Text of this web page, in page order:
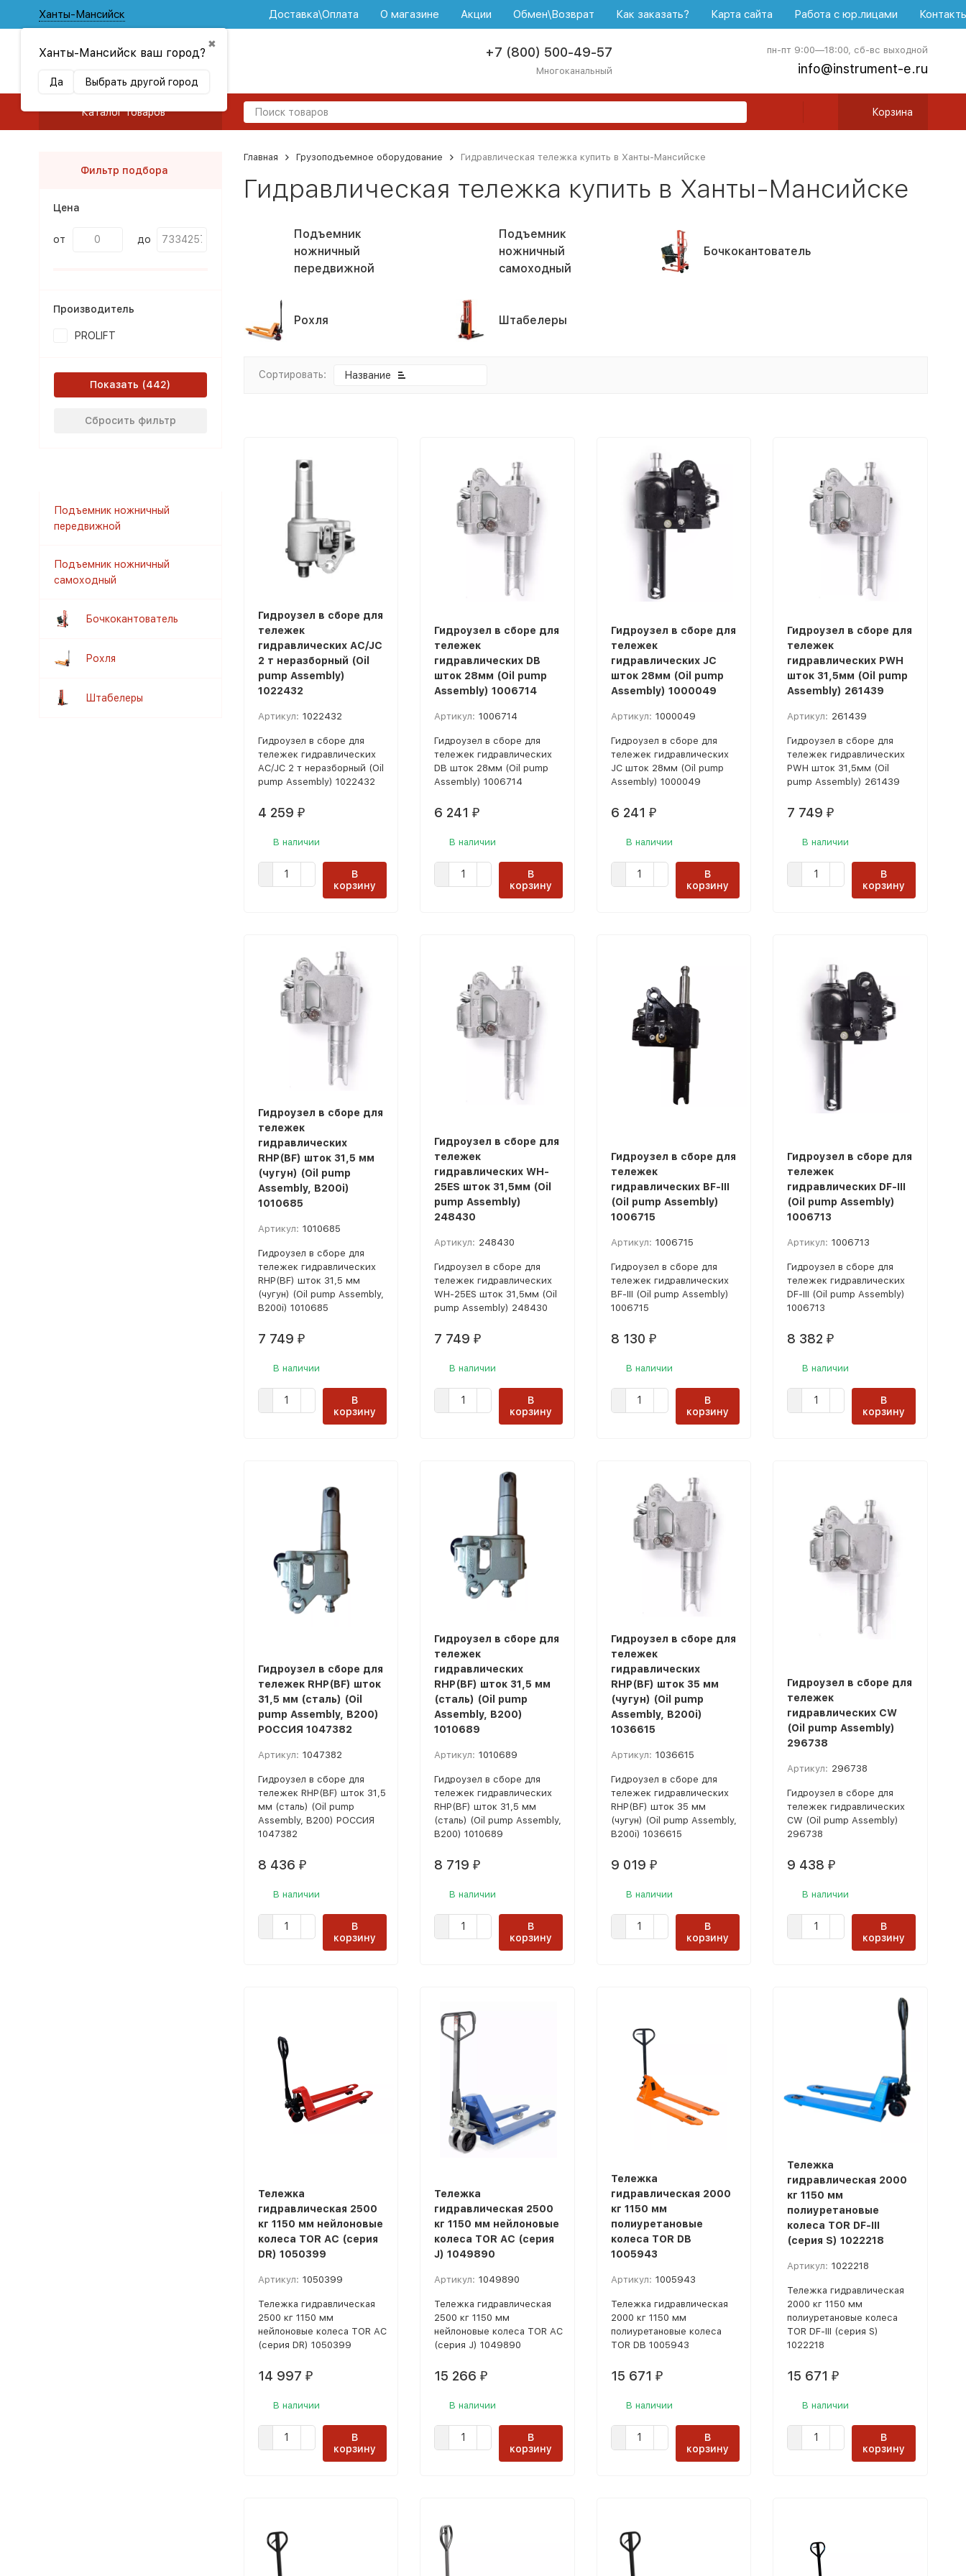
Ханты-Мансийск
✖
Ханты-Мансийск ваш город?
Да Выбрать другой город
Доставка\Оплата О магазине Акции Обмен\Возврат Как заказать? Карта сайта Работа с юр.лицами
+7 (800) 500-49-57
Многоканальный
пн-пт 9:00—18:00, сб-вс выходной
info@instrument-e.ru
Каталог товаров Корзина
Главная Грузоподъемное оборудование Гидравлическая тележка купить в Ханты-Мансийске
Гидравлическая тележка купить в Ханты-Мансийске
Подъемник
ножничный
передвижной
Подъемник
ножничный
самоходный
Бочкокантователь
Рохля Штабелеры
Сортировать: Название
Гидроузел в сборе для
тележек
гидравлических AC/JC
2 т неразборный (Oil
pump Assembly)
1022432
Артикул: 1022432
Гидроузел в сборе для
тележек гидравлических
AC/JC 2 т неразборный (Oil
pump Assembly) 1022432
4 259 ₽
В наличии
В
корзину
Гидроузел в сборе для
тележек
гидравлических DB
шток 28мм (Oil pump
Assembly) 1006714
Артикул: 1006714
Гидроузел в сборе для
тележек гидравлических
DB шток 28мм (Oil pump
Assembly) 1006714
6 241 ₽
В наличии
В
корзину
Гидроузел в сборе для
тележек
гидравлических JC
шток 28мм (Oil pump
Assembly) 1000049
Артикул: 1000049
Гидроузел в сборе для
тележек гидравлических
JC шток 28мм (Oil pump
Assembly) 1000049
6 241 ₽
В наличии
В
корзину
Гидроузел в сборе для
тележек
гидравлических PWH
шток 31,5мм (Oil pump
Assembly) 261439
Артикул: 261439
Гидроузел в сборе для
тележек гидравлических
PWH шток 31,5мм (Oil
pump Assembly) 261439
7 749 ₽
В наличии
В
корзину
Гидроузел в сборе для
тележек
гидравлических
RHP(BF) шток 31,5 мм
(чугун) (Oil pump
Assembly, B200i)
1010685
Артикул: 1010685
Гидроузел в сборе для
тележек гидравлических
RHP(BF) шток 31,5 мм
(чугун) (Oil pump Assembly,
B200i) 1010685
7 749 ₽
В наличии
В
корзину
Гидроузел в сборе для
тележек
гидравлических WH-
25ES шток 31,5мм (Oil
pump Assembly)
248430
Артикул: 248430
Гидроузел в сборе для
тележек гидравлических
WH-25ES шток 31,5мм (Oil
pump Assembly) 248430
7 749 ₽
В наличии
В
корзину
Гидроузел в сборе для
тележек
гидравлических BF-III
(Oil pump Assembly)
1006715
Артикул: 1006715
Гидроузел в сборе для
тележек гидравлических
BF-III (Oil pump Assembly)
1006715
8 130 ₽
В наличии
В
корзину
Гидроузел в сборе для
тележек
гидравлических DF-III
(Oil pump Assembly)
1006713
Артикул: 1006713
Гидроузел в сборе для
тележек гидравлических
DF-III (Oil pump Assembly)
1006713
8 382 ₽
В наличии
В
корзину
Гидроузел в сборе для
тележек RHP(BF) шток
31,5 мм (сталь) (Oil
pump Assembly, B200)
РОССИЯ 1047382
Артикул: 1047382
Гидроузел в сборе для
тележек RHP(BF) шток 31,5
мм (сталь) (Oil pump
Assembly, B200) РОССИЯ
1047382
8 436 ₽
В наличии
В
корзину
Гидроузел в сборе для
тележек
гидравлических
RHP(BF) шток 31,5 мм
(сталь) (Oil pump
Assembly, B200)
1010689
Артикул: 1010689
Гидроузел в сборе для
тележек гидравлических
RHP(BF) шток 31,5 мм
(сталь) (Oil pump Assembly,
B200) 1010689
8 719 ₽
В наличии
В
корзину
Гидроузел в сборе для
тележек
гидравлических
RHP(BF) шток 35 мм
(чугун) (Oil pump
Assembly, B200i)
1036615
Артикул: 1036615
Гидроузел в сборе для
тележек гидравлических
RHP(BF) шток 35 мм
(чугун) (Oil pump Assembly,
B200i) 1036615
9 019 ₽
В наличии
В
корзину
Гидроузел в сборе для
тележек
гидравлических CW
(Oil pump Assembly)
296738
Артикул: 296738
Гидроузел в сборе для
тележек гидравлических
CW (Oil pump Assembly)
296738
9 438 ₽
В наличии
В
корзину
Тележка
гидравлическая 2500
кг 1150 мм нейлоновые
колеса TOR AC (серия
DR) 1050399
Артикул: 1050399
Тележка гидравлическая
2500 кг 1150 мм
нейлоновые колеса TOR AC
(серия DR) 1050399
14 997 ₽
В наличии
В
корзину
Тележка
гидравлическая 2500
кг 1150 мм нейлоновые
колеса TOR AC (серия
J) 1049890
Артикул: 1049890
Тележка гидравлическая
2500 кг 1150 мм
нейлоновые колеса TOR AC
(серия J) 1049890
15 266 ₽
В наличии
В
корзину
Тележка
гидравлическая 2000
кг 1150 мм
полиуретановые
колеса TOR DB
1005943
Артикул: 1005943
Тележка гидравлическая
2000 кг 1150 мм
полиуретановые колеса
TOR DB 1005943
15 671 ₽
В наличии
В
корзину
Тележка
гидравлическая 2000
кг 1150 мм
полиуретановые
колеса TOR DF-III
(серия S) 1022218
Артикул: 1022218
Тележка гидравлическая
2000 кг 1150 мм
полиуретановые колеса
TOR DF-III (серия S)
1022218
15 671 ₽
В наличии
В
корзину
Фильтр подбора
Цена
от до
Производитель
PROLIFT
Показать
Сбросить фильтр
Подъемник ножничный
передвижной
Подъемник ножничный
самоходный
Бочкокантователь
Рохля
Штабелеры